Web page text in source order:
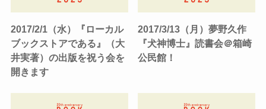
2017/2/1（水）『ローカル
ブックストアである』（大
井実著）の出版を祝う会を
開きます
2017/3/13（月）夢野久作
『犬神博士』読書会＠箱崎
公民館！